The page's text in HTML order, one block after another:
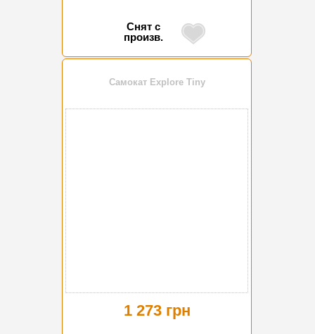
Снят с
произв.
Самокат Explore Tiny
1 273 грн